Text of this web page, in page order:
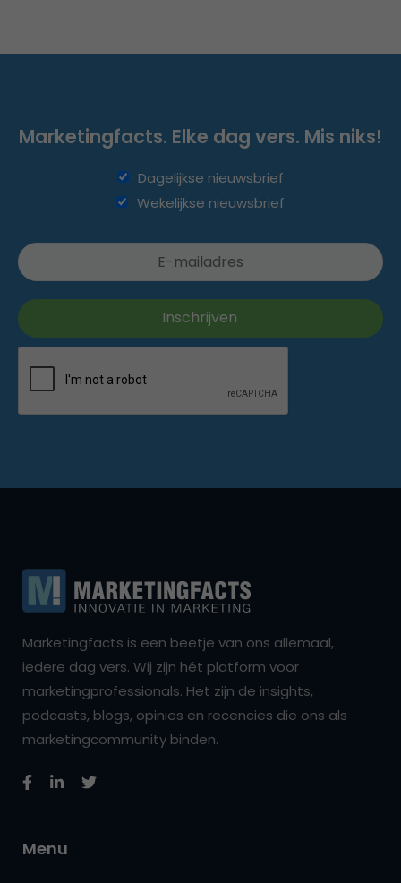
Marketingfacts. Elke dag vers. Mis niks!
Dagelijkse nieuwsbrief
Wekelijkse nieuwsbrief
Marketingfacts is een beetje van ons allemaal,
iedere dag vers. Wij zijn hét platform voor
marketingprofessionals. Het zijn de insights,
podcasts, blogs, opinies en recencies die ons als
marketingcommunity binden.
Menu